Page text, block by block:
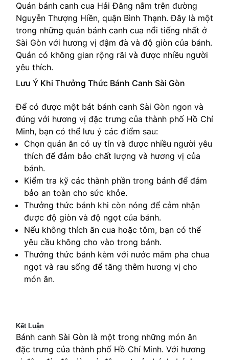
Quán bánh canh cua Hải Đăng nằm trên đường
Nguyễn Thượng Hiền, quận Bình Thạnh. Đây là một
trong những quán bánh canh cua nổi tiếng nhất ở
Sài Gòn với hương vị đậm đà và độ giòn của bánh.
Quán có không gian rộng rãi và được nhiều người
yêu thích.
Lưu Ý Khi Thưởng Thức Bánh Canh Sài Gòn
Để có được một bát bánh canh Sài Gòn ngon và
đúng với hương vị đặc trưng của thành phố Hồ Chí
Minh, bạn có thể lưu ý các điểm sau:
Chọn quán ăn có uy tín và được nhiều người yêu
thích để đảm bảo chất lượng và hương vị của
bánh.
Kiểm tra kỹ các thành phần trong bánh để đảm
bảo an toàn cho sức khỏe.
Thưởng thức bánh khi còn nóng để cảm nhận
được độ giòn và độ ngọt của bánh.
Nếu không thích ăn cua hoặc tôm, bạn có thể
yêu cầu không cho vào trong bánh.
Thưởng thức bánh kèm với nước mắm pha chua
ngọt và rau sống để tăng thêm hương vị cho
món ăn.
Kết Luận
Bánh canh Sài Gòn là một trong những món ăn
đặc trưng của thành phố Hồ Chí Minh. Với hương